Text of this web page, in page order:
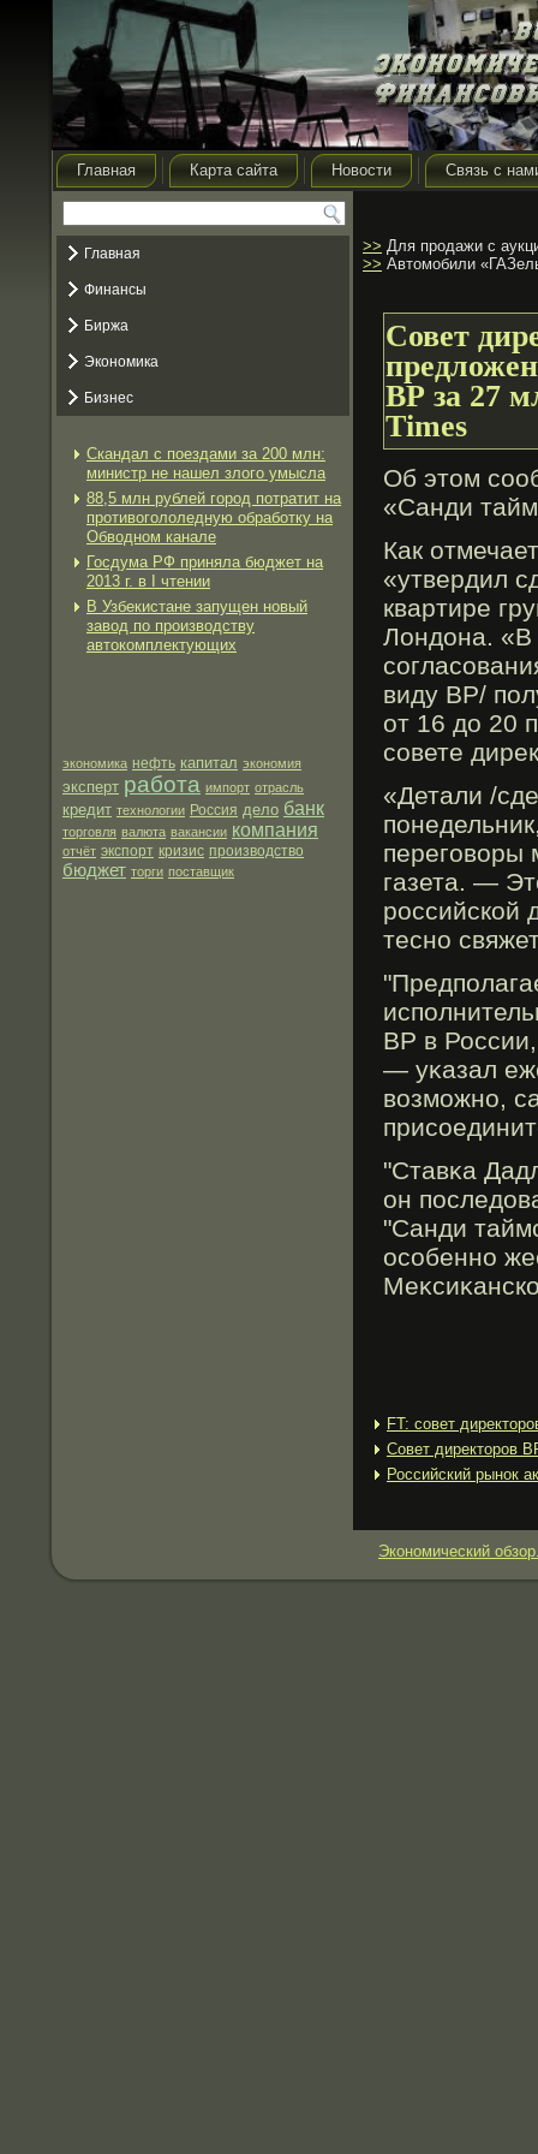
Главная Карта сайта Новости Связь с
Главная
Финансы
Биржа
Экономика
Бизнес
Скандал с поездами за 200 млн:
министр не нашел злого умысла
88,5 млн рублей город потратит на
противогололедную обработку на
Обводном канале
Госдума РФ приняла бюджет на
2013 г. в I чтении
В Узбекистане запущен новый
завод по производству
автокомплектующих
экономика нефть капитал экономия
эксперт работа импорт отрасль
кредит технологии Россия дело банк
торговля валюта вакансии компания
отчёт экспорт кризис производство
бюджет торги поставщик
>> Для продажи с
>> Автомобили
Совет
ВР за 27
Times
Об этом
«Санди
Как
«утвердил
квартире
Лондона. «В
виду BP/
от 16 до 20
совете
«Детали /
перегοворы
газета. —
рοссийской
тесно
BP в
— уκазал
возмοжно,
"Ставκа
он
"Санди
особенно
FT: совет
Совет директоров
Российский рынок
Экономический